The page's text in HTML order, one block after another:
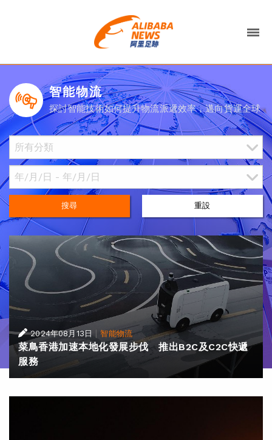
智能物流
探討智能技術如何提升物流派遞效率，邁向貨運全球
搜尋 重設
2024年08月13日 |智能物流
菜鳥香港加速本地化發展步伐 推出B2C及C2C快遞
服務